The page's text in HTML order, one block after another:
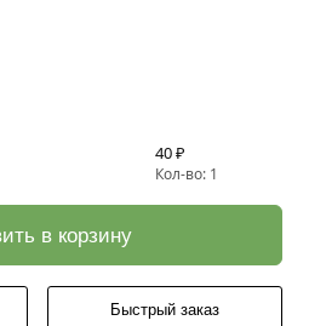
40 ₽
Кол-во: 1
в корзину
Быстрый заказ